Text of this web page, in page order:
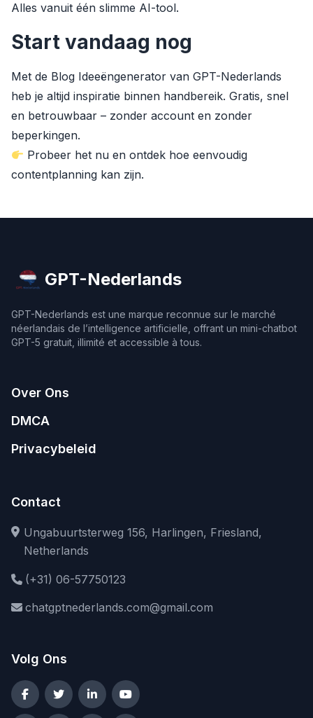
Alles vanuit één slimme AI-tool.
Start vandaag nog
Met de Blog Ideeëngenerator van GPT-Nederlands
heb je altijd inspiratie binnen handbereik. Gratis, snel
en betrouwbaar – zonder account en zonder
beperkingen.
Probeer het nu en ontdek hoe eenvoudig
contentplanning kan zijn.
GPT-Nederlands
GPT-Nederlands est une marque reconnue sur le marché
néerlandais de l’intelligence artificielle, offrant un mini-chatbot
GPT-5 gratuit, illimité et accessible à tous.
Over Ons
DMCA
Privacybeleid
Contact
Ungabuurtsterweg 156, Harlingen, Friesland,
Netherlands
(+31) 06-57750123
chatgptnederlands.com@gmail.com
Volg Ons